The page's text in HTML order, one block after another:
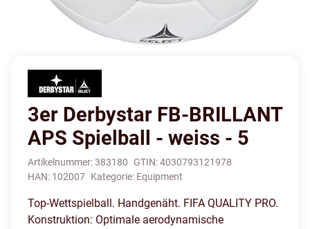
3er Derbystar FB-BRILLANT
APS Spielball - weiss - 5
Artikelnummer:383180 GTIN:4030793121978
HAN: 102007 Kategorie: Equipment
Top-Wettspielball. Handgenäht. FIFA QUALITY PRO.
Konstruktion: Optimale aerodynamische